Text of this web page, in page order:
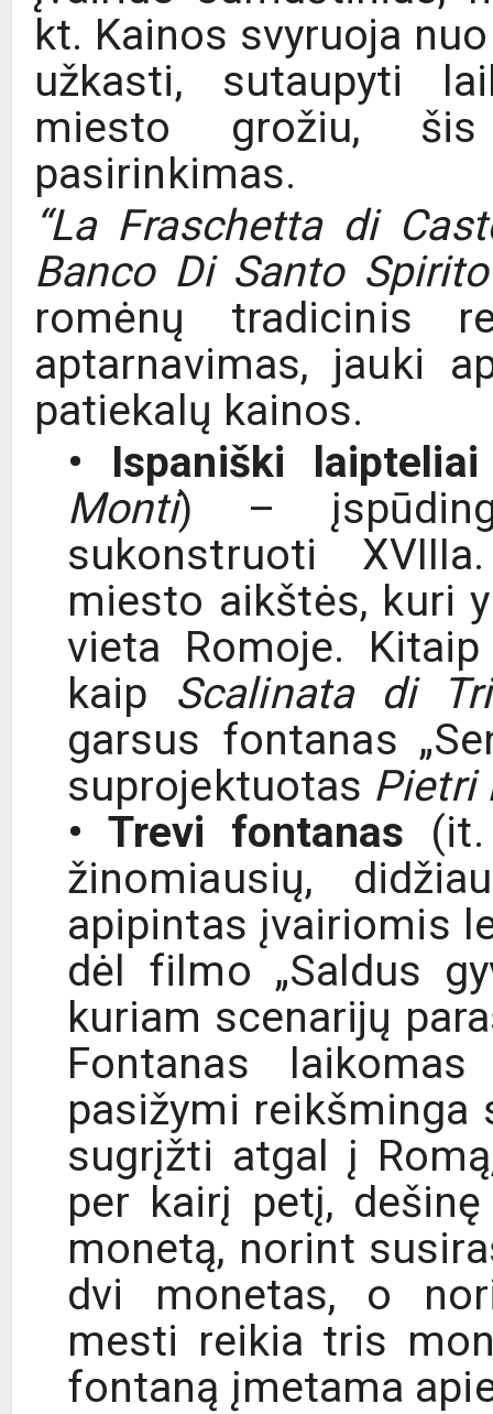
kt. Kainos svyruoja
užkasti, sutaupyti
miesto grožiu,
pasirinkimas.
“La Fraschetta di
Banco Di Santo
romėnų tradicinis
aptarnavimas, jauki
patiekalų kainos.
• Ispaniški laipteliai
Monti) –
sukonstruoti
miesto aikštės, kuri
vieta Romoje.
kaip Scalinata di
garsus fontanas
suprojektuotas Pietri
• Trevi fontanas
žinomiausių,
apipintas įvairiomis
dėl filmo „Saldus
kuriam scenarijų
Fontanas
pasižymi reikšminga
sugrįžti atgal į
per kairį petį,
monetą, norint
dvi monetas, o
mesti reikia tris
fontaną įmetama